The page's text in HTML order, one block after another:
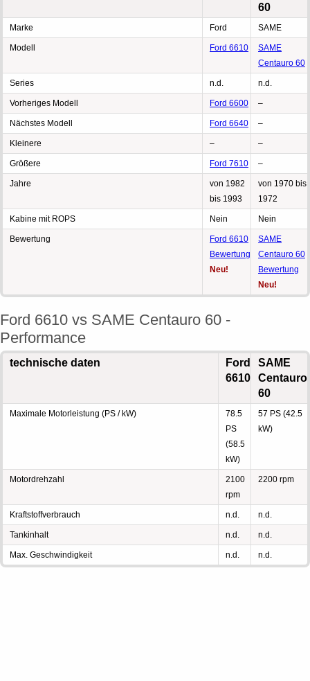
60
Marke Ford SAME
Modell Ford 6610
SAME
Centauro 60
Series n.d. n.d.
Vorheriges Modell Ford 6600 –
Nächstes Modell Ford 6640 –
Kleinere – –
Größere Ford 7610 –
Jahre
von 1982
bis 1993
von 1970 bis
1972
Kabine mit ROPS Nein Nein
Bewertung
Ford 6610
Bewertung
Neu!
SAME
Centauro 60
Bewertung
Neu!
Ford 6610 vs SAME Centauro 60 -
Performance
technische daten
Ford
6610
SAME
Centauro
60
Maximale Motorleistung (PS / kW)
78.5
PS
(58.5
kW)
57 PS (42.5
kW)
Motordrehzahl
2100
rpm
2200 rpm
Kraftstoffverbrauch n.d. n.d.
Tankinhalt n.d. n.d.
Max. Geschwindigkeit n.d. n.d.